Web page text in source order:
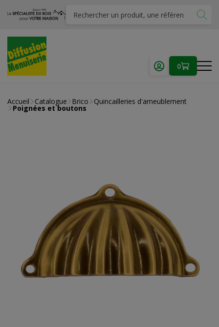
0
Accueil Catalogue Brico Quincailleries d'ameublement
Poignées et boutons